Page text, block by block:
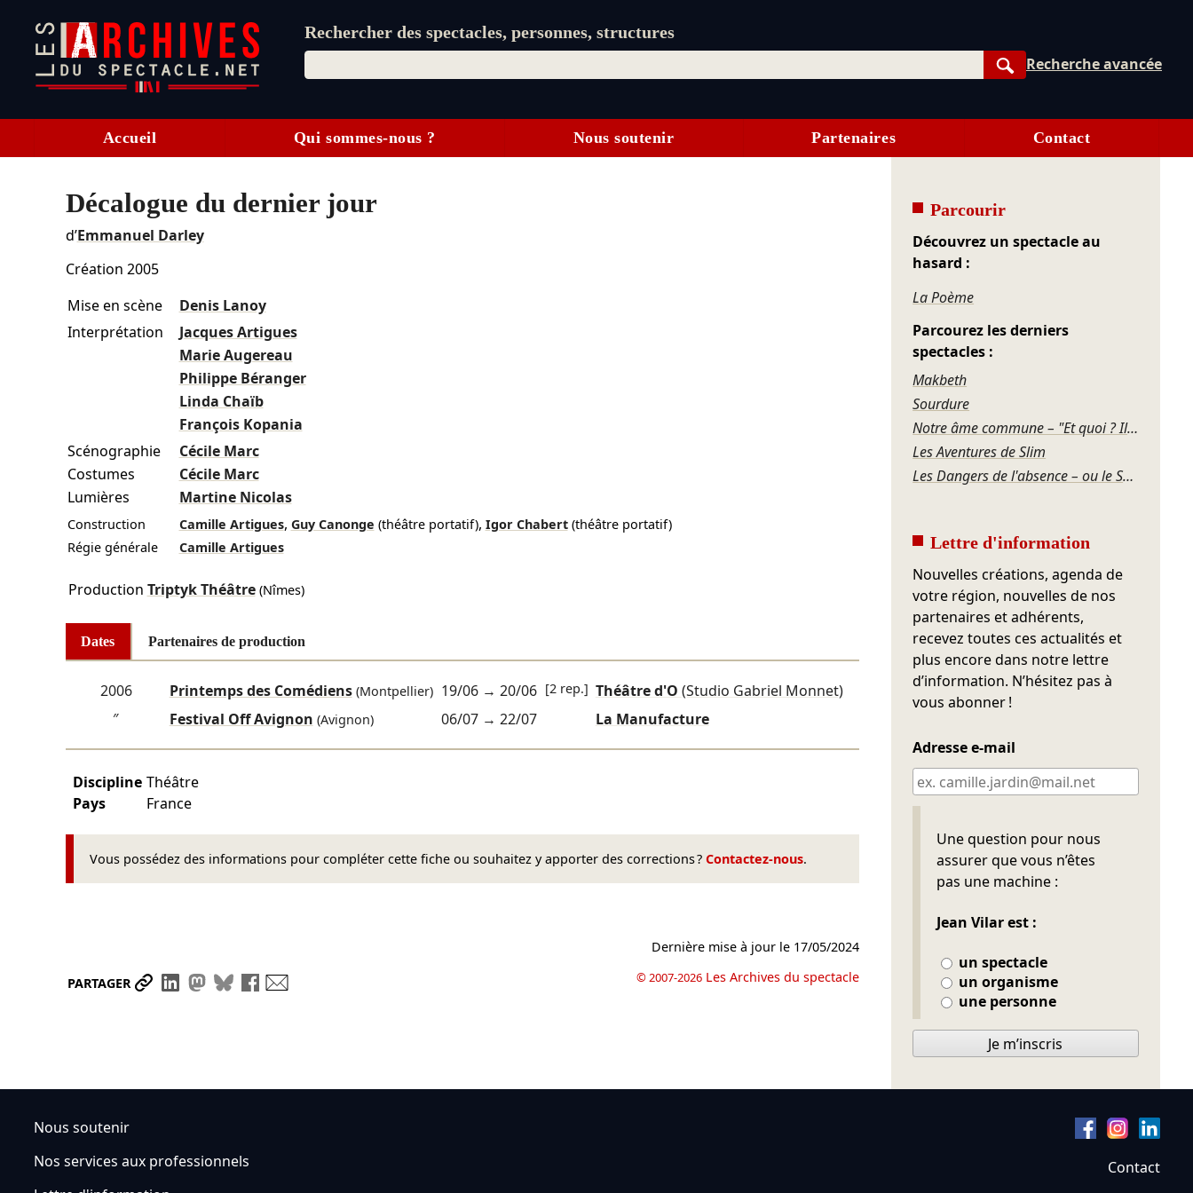
Rechercher des spectacles, personnes, structures
Rechercher
Recherche avancée
Accueil Qui sommes-nous ? Nous soutenir Partenaires Contact
Décalogue du dernier jour
d’Emmanuel Darley
Création 2005
Mise en scène
Denis Lanoy
Interprétation
Jacques Artigues
Marie Augereau
Philippe Béranger
Linda Chaïb
François Kopania
Scénographie
Cécile Marc
Costumes
Cécile Marc
Lumières
Martine Nicolas
Construction Camille Artigues, Guy Canonge (théâtre portatif), Igor Chabert (théâtre portatif)
Régie générale
Camille Artigues
Production Triptyk Théâtre(Nîmes)
Dates Partenaires de production
2006 Printemps des Comédiens(Montpellier) 19/06→ 20/06 [2 rep.] Théâtre d'O (Studio Gabriel Monnet)
″
Festival Off Avignon (Avignon) 06/07→ 22/07 La Manufacture
Discipline Théâtre
Pays
France
Vous possédez des informations pour compléter cette fiche ou souhaitez y apporter des corrections ? Contactez-nous.
PARTAGER Partager le lien
Partager sur LinkedIn
Partager sur Mastodon
Partager sur Bluesky
Partager sur Facebook
Dernière mise à jour le 17/05/2024
© 2007-2026 Les Archives du spectacle
Parcourir
Découvrez un spectacle au
hasard :
La Poème
Parcourez les derniers
spectacles :
Makbeth
Sourdure
Notre âme commune – "Et quoi ? Il faut bien vivre !"
Les Aventures de Slim
Les Dangers de l'absence – ou le Souper de famille
Lettre d'information
Nouvelles créations, agenda de
votre région, nouvelles de nos
partenaires et adhérents,
recevez toutes ces actualités et
plus encore dans notre lettre
d’information. N’hésitez pas à
vous abonner !
Adresse e-mail
Une question pour nous
assurer que vous n’êtes
pas une machine :
Jean Vilar est :
un spectacle
un organisme
une personne
Ne pas remplir
Je m’inscris
Nous soutenir
Nos services aux professionnels
Contact